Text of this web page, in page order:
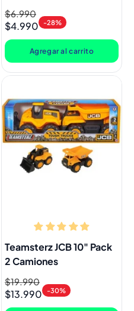
Huracán Coupé
Precio
habitual
$6.990
Precio
de
oferta
$4.990 -28%
Agregar al carrito
Teamsterz JCB 10" Pack
2 Camiones
Precio
habitual
$19.990
Precio
de
oferta
$13.990 -30%